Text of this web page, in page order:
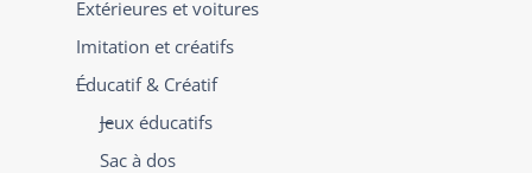
Extérieures et voitures
Imitation et créatifs
Éducatif & Créatif
Jeux éducatifs
Sac à dos